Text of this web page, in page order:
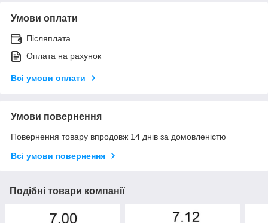
Умови оплати
Післяплата
Оплата на рахунок
Всі умови оплати
Умови повернення
Повернення товару впродовж 14 днів за домовленістю
Всі умови повернення
Подібні товари компанії